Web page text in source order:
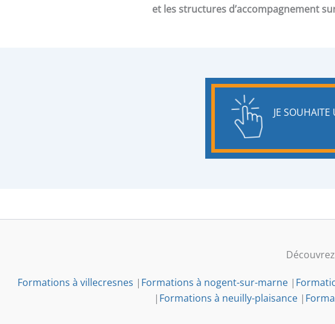
et les structures d’accompagnement
JE
Formations à villecresnes | Formations à nogent-sur-marne|
| Formations à neuilly-plaisance |